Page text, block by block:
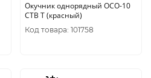
Окучник однорядный ОСО-10
СТВ Т (красный)
Код товара: 101758